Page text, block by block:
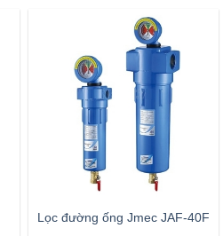
Lọc đường ống Jmec JAF-40F